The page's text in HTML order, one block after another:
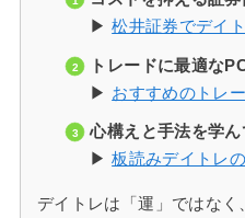
▶松井証券でデイ
トレードに最適な
▶ おすすめのトレ
心構えと手法を学
▶板読みデイトレ
デイトレは「運」ではな